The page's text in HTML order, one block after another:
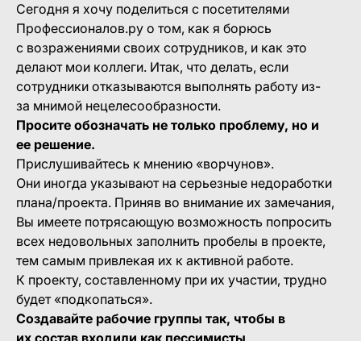
Сегодня я хочу поделиться с посетителями
Профессионалов.ру о том, как я борюсь
с возражениями своих сотрудников, и как это
делают мои коллеги. Итак, что делать, если
сотрудники отказываются выполнять работу из-
за мнимой нецелесообразности.
Просите обозначать не только проблему, но и
ее решение.
Прислушивайтесь к мнению «ворчунов».
Они иногда указывают на серьезные недоработки
плана/проекта. Приняв во внимание их замечания,
Вы имеете потрясающую возможность попросить
всех недовольных заполнить пробелы в проекте,
тем самым привлекая их к активной работе.
К проекту, составленному при их участии, трудно
будет «подкопаться».
Создавайте рабочие группы так, чтобы в